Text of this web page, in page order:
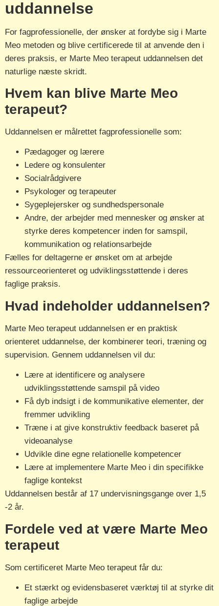
uddannelse
For fagprofessionelle, der ønsker at fordybe sig i Marte
Meo metoden og blive certificerede til at anvende den i
deres praksis, er Marte Meo terapeut uddannelsen det
naturlige næste skridt.
Hvem kan blive Marte Meo
terapeut?
Uddannelsen er målrettet fagprofessionelle som:
Pædagoger og lærere
Ledere og konsulenter
Socialrådgivere
Psykologer og terapeuter
Sygeplejersker og sundhedspersonale
Andre, der arbejder med mennesker og ønsker at
styrke deres kompetencer inden for samspil,
kommunikation og relationsarbejde
Fælles for deltagerne er ønsket om at arbejde
ressourceorienteret og udviklingsstøttende i deres
faglige praksis.
Hvad indeholder uddannelsen?
Marte Meo terapeut uddannelsen er en praktisk
orienteret uddannelse, der kombinerer teori, træning og
supervision. Gennem uddannelsen vil du:
Lære at identificere og analysere
udviklingsstøttende samspil på video
Få dyb indsigt i de kommunikative elementer, der
fremmer udvikling
Træne i at give konstruktiv feedback baseret på
videoanalyse
Udvikle dine egne relationelle kompetencer
Lære at implementere Marte Meo i din specifikke
faglige kontekst
Uddannelsen består af 17 undervisningsgange over 1,5
-2 år.
Fordele ved at være Marte Meo
terapeut
Som certificeret Marte Meo terapeut får du:
Et stærkt og evidensbaseret værktøj til at styrke dit
faglige arbejde